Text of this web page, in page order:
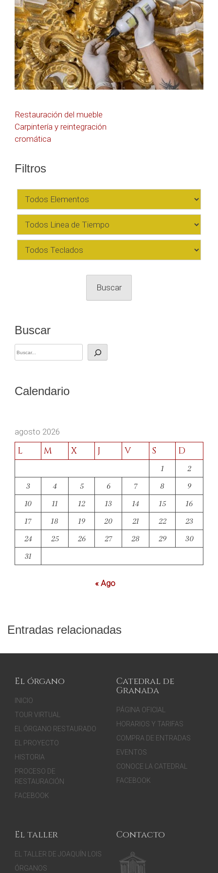
Navegación
de
Restauración del mueble
Carpintería y reintegración
cromática
Filtros
Buscar
Calendario
agosto 2026
L M X J V S D
1
2
3
4 5 6 7 8
9
10
11 12 13 14 15
16
17
18 19 20 21 22
23
24
25 26 27 28 29
30
31
« Ago
Entradas relacionadas
El órgano
INICIO
TOUR VIRTUAL
EL ÓRGANO RESTAURADO
EL PROYECTO
HISTORIA
PROCESO DE
RESTAURACIÓN
FACEBOOK
Catedral de
Granada
PÁGINA OFICIAL
HORARIOS Y TARIFAS
COMPRA DE ENTRADAS
EVENTOS
CONOCE LA CATEDRAL
FACEBOOK
El taller
EL TALLER DE JOAQUÍN LOIS
ÓRGANOS
Contacto